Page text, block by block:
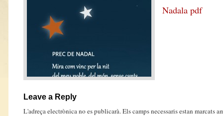
Nadala pdf
Leave a Reply
L'adreça electrònica no es publicarà.Els camps necessaris estan marcats